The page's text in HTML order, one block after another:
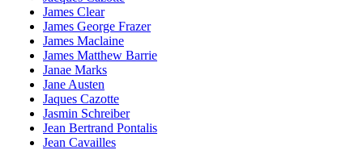
James Clear
James George Frazer
James Maclaine
James Matthew Barrie
Janae Marks
Jane Austen
Jaques Cazotte
Jasmin Schreiber
Jean Bertrand Pontalis
Jean Cavailles